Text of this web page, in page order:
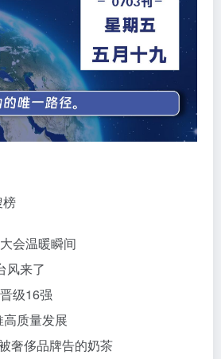
榜
会温暖瞬间
风来了
级16强
质量发展
奢侈品牌告的奶茶